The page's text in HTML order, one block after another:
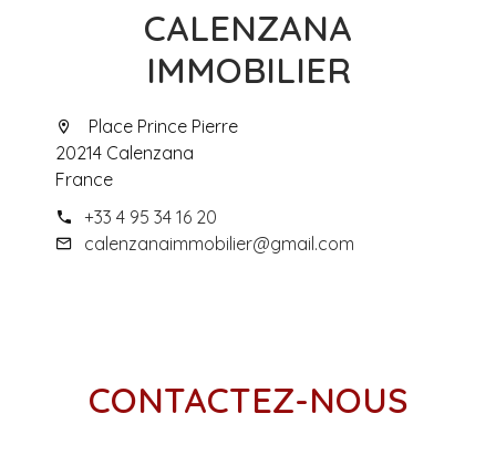
CALENZANA
IMMOBILIER
Place Prince Pierre
20214 Calenzana
France
+33 4 95 34 16 20
calenzanaimmobilier@gmail.com
CONTACTEZ-NOUS